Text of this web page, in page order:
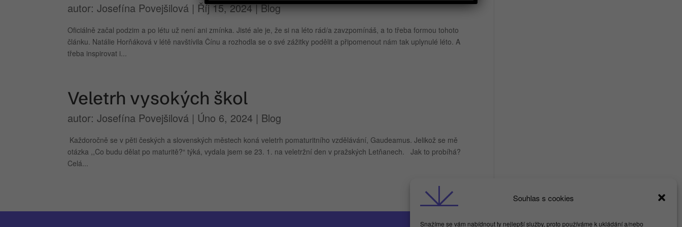
Souhlas s cookies
Snažíme se vám nabídnout ty nejlepší služby, proto používáme k ukládání a/nebo
autor: Josefína Povejšilová| Říj 15, 2024|Blog
Oficiálně začal podzim a po létu už není ani zmínka. Jisté ale je, že si na léto rád/a zavzpomínáš, a to třeba formou tohoto
článku. Natálie Horňáková v létě navštívila Čínu a rozhodla se o své zážitky podělit a připomenout nám tak uplynulé léto. A
třeba inspirovat i...
Veletrh vysokých škol
autor: Josefína Povejšilová| Úno 6, 2024| Blog
Každoročně se v pěti českých a slovenských městech koná veletrh pomaturitního vzdělávání, Gaudeamus. Jelikož se mě
otázka ,,Co budu dělat po maturitě?“ týká, vydala jsem se 23. 1. na veletržní den v pražských Letňanech. Jak to probíhá?
Celá...